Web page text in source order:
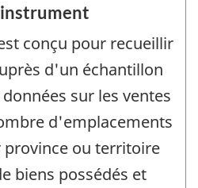
conçu pour recueillir
d'un échantillon
sur les ventes
d'emplacements
ou territoire
biens possédés et